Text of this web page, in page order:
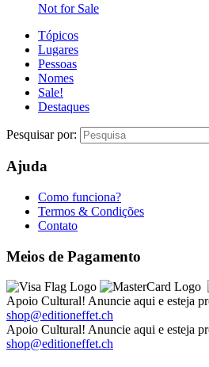
Not for Sale
Tópicos
Lugares
Pessoas
Nomes
Sale!
Destaques
Pesquisar por:
Ajuda
Como funciona?
Termos & Condições
Contato
Meios de Pagamento
Apoio Cultural! Anuncie aqui e esteja
shop@editioneffet.ch
Apoio Cultural! Anuncie aqui e esteja
shop@editioneffet.ch